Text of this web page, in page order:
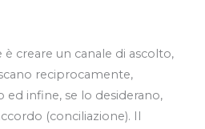
creare un canale di ascolto,
reciprocamente,
ed infine, se lo desiderano,
(conciliazione). Il